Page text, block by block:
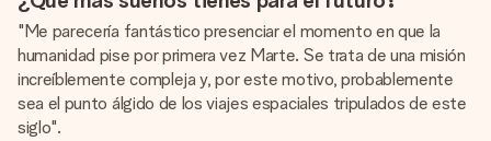
"Me parecería fantástico presenciar el momento en que la
humanidad pise por primera vez Marte. Se trata de una misión
increíblemente compleja y, por este motivo, probablemente
sea el punto álgido de los viajes espaciales tripulados de este
siglo".